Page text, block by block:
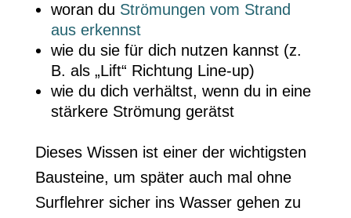
woran du Strömungen vom Strand
aus erkennst
wie du sie für dich nutzen kannst (z.
B. als „Lift“ Richtung Line-up)
wie du dich verhältst, wenn du in eine
stärkere Strömung gerätst
Dieses Wissen ist einer der wichtigsten
Bausteine, um später auch mal ohne
Surflehrer sicher ins Wasser gehen zu